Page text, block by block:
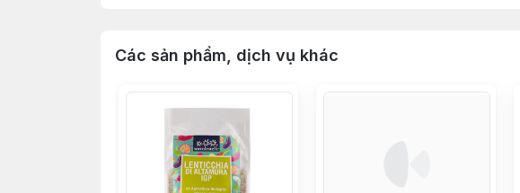
Các sản phẩm, dịch vụ khác